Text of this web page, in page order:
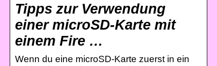
Tipps zur Verwendung
einer microSD-Karte mit
einem Fire …
Wenn du eine microSD-Karte zuerst in ein